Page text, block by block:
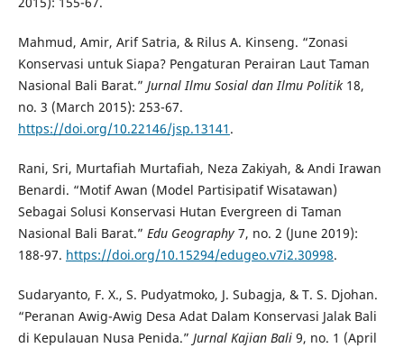
Mahmud, Amir, Arif Satria, & Rilus A. Kinseng. “Zonasi
Konservasi untuk Siapa? Pengaturan Perairan Laut Taman
Nasional Bali Barat.” Jurnal Ilmu Sosial dan Ilmu Politik18,
no. 3 (March 2015): 253-67.
https://doi.org/10.22146/jsp.13141 .
Rani, Sri, Murtafiah Murtafiah, Neza Zakiyah, & Andi Irawan
Benardi. “Motif Awan (Model Partisipatif Wisatawan)
Sebagai Solusi Konservasi Hutan Evergreen di Taman
Nasional Bali Barat.” Edu Geography7, no. 2 (June 2019):
188-97. https://doi.org/10.15294/edugeo.v7i2.30998.
Sudaryanto, F. X., S. Pudyatmoko, J. Subagja, & T. S. Djohan.
“Peranan Awig-Awig Desa Adat Dalam Konservasi Jalak Bali
di Kepulauan Nusa Penida.” Jurnal Kajian Bali9, no. 1 (April